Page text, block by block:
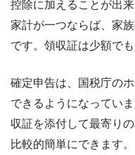
控除に加えることが出来
家計が一つならば、家
です。領収証は少額で
確定申告は、国税庁の
できるようになってい
収証を添付して最寄り
比較的簡単にできます。